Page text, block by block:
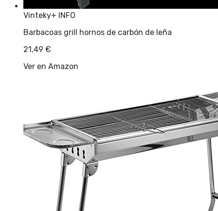
Vinteky+ INFO
Barbacoas grill hornos de carbón de leña
21,49 €
Ver en Amazon